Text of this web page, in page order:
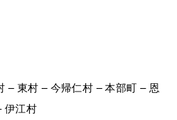
– 東村 – 今帰仁村 – 本部町 – 恩
伊江村